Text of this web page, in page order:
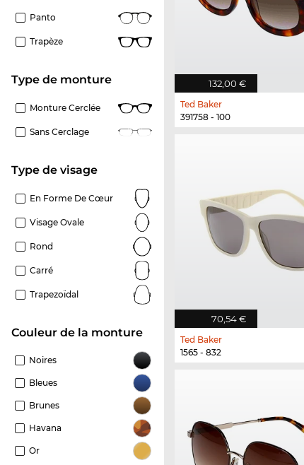
Panto
Trapèze
Type de monture
Monture Cerclée
Sans Cerclage
Type de visage
En Forme De Cœur
Visage Ovale
Rond
Carré
Trapezoïdal
Couleur de la monture
Noires
Bleues
Brunes
Havana
Or
132,00 €
Ted Baker
391758 - 100
70,54 €
Ted Baker
1565 - 832